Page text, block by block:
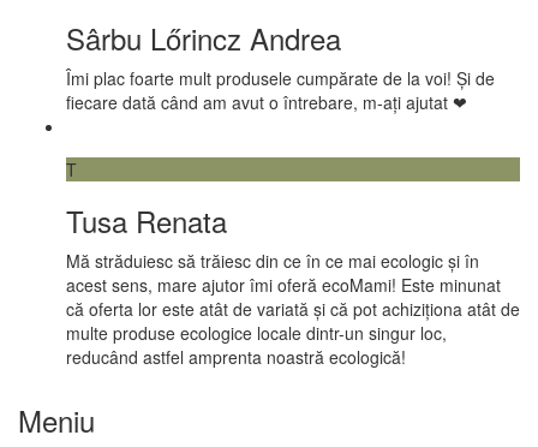
Sârbu Lőrincz Andrea
Îmi plac foarte mult produsele cumpărate de la voi! Și de
fiecare dată când am avut o întrebare, m-ați ajutat ❤
T
Tusa Renata
Mă străduiesc să trăiesc din ce în ce mai ecologic și în
acest sens, mare ajutor îmi oferă ecoMami! Este minunat
că oferta lor este atât de variată și că pot achiziționa atât de
multe produse ecologice locale dintr-un singur loc,
reducând astfel amprenta noastră ecologică!
Meniu